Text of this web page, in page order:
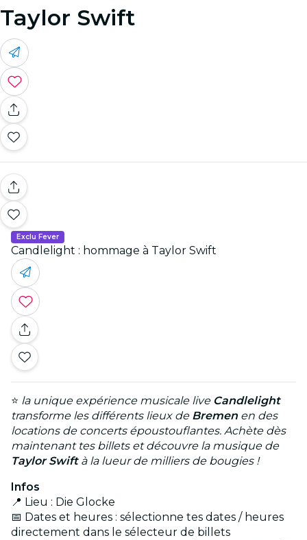
Taylor Swift
Exclu Fever
Candlelight : hommage à Taylor Swift
⭐ la unique expérience musicale live Candlelight
transforme les différents lieux de Bremen en des
locations de concerts époustouflantes. Achète dès
maintenant tes billets et découvre la musique de
Taylor Swiftà la lueur de milliers de bougies !
Infos
📍 Lieu : Die Glocke
📅 Dates et heures : sélectionne tes dates / heures
directement dans le sélecteur de billets